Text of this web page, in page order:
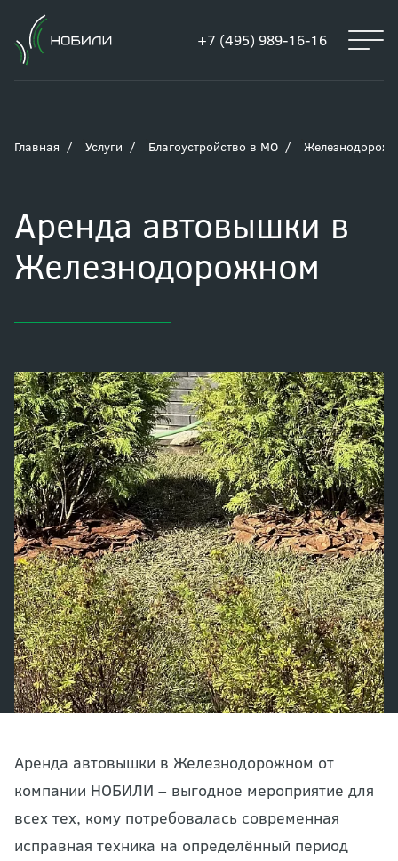
+7 (495) 989-16-16
Главная Услуги Благоустройство в МО
Аренда автовышки в
Железнодорожном
Аренда автовышки в Железнодорожном от
компании НОБИЛИ – выгодное мероприятие для
всех тех, кому потребовалась современная
исправная техника на определённый период